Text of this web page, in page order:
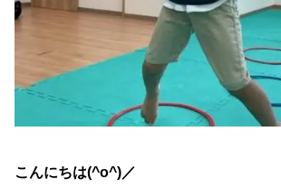
こんにちは(^o^)／